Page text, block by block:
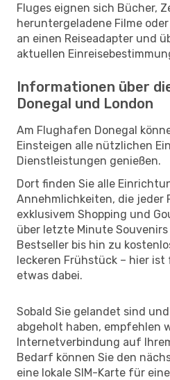
Fluges eignen sich Bücher,
heruntergeladene Filme
an einen Reiseadapter und
aktuellen
Informationen über
Donegal und London
Am Flughafen Donegal
Einsteigen alle nützlichen
Dienstleistungen genießen.
Dort finden Sie alle
Annehmlichkeiten, die jeder
exklusivem Shopping und
über letzte Minute
Bestseller bis hin zu
leckeren Frühstück – hier
etwas dabei.
Sobald Sie gelandet sind
abgeholt haben, empfehlen
Internetverbindung auf
Bedarf können Sie den
eine lokale SIM-Karte für